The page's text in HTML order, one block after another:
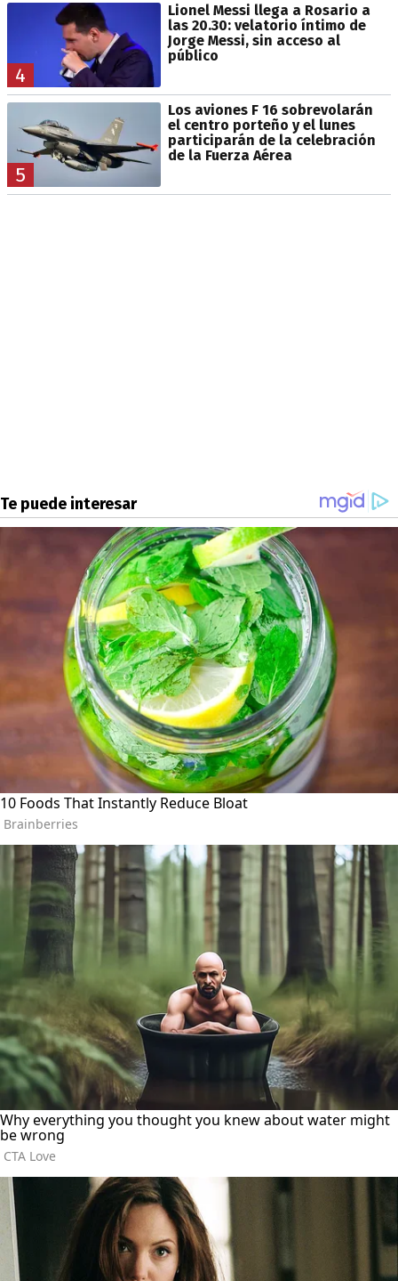
4
Lionel Messi llega a Rosario a
las 20.30: velatorio íntimo de
Jorge Messi, sin acceso al
público
5
Los aviones F 16 sobrevolarán
el centro porteño y el lunes
participarán de la celebración
de la Fuerza Aérea